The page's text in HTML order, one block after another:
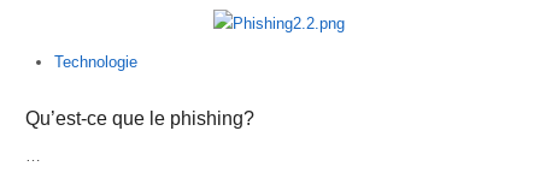
Technologie
Qu’est-ce que le phishing?